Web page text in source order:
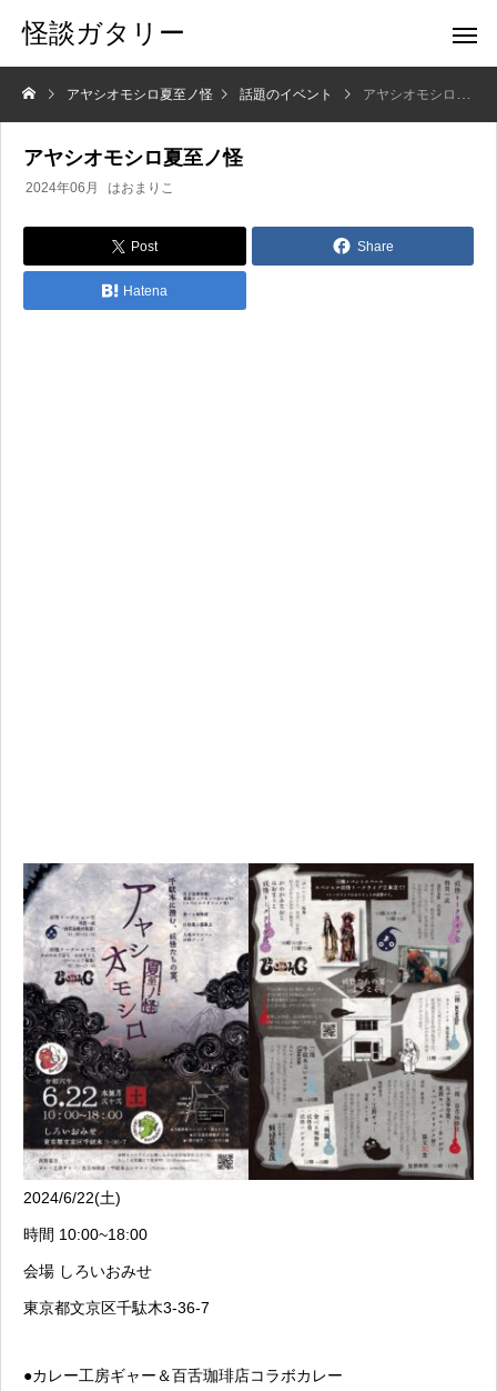
怪談ガタリー
アヤシオモシロ夏至ノ怪 話題のイベント アヤシオモシロ夏至ノ怪
アヤシオモシロ夏至ノ怪
2024年06月 はおまりこ
Post Share
Hatena
2024/6/22(土)
時間 10:00~18:00
会場 しろいおみせ
東京都文京区千駄木3-36-7
●カレー工房ギャー＆百舌珈琲店コラボカレー